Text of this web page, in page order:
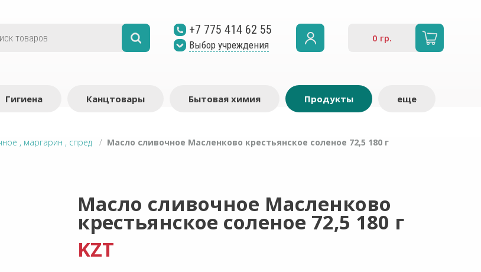
+7 775 414 62 55
Выбор учреждения
0 гр.
Гигиена Канцтовары Бытовая химия Продукты еще
, маргарин , спред / Масло сливочное Масленково крестьянское соленое 72,5 180 г
Масло сливочное Масленково
крестьянское соленое 72,5 180 г
KZT